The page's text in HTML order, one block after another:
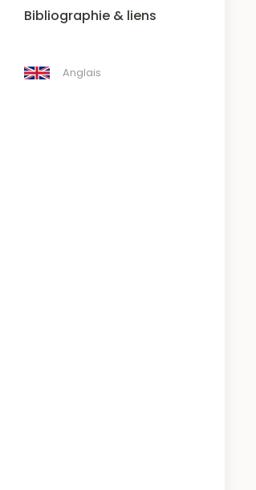
Bibliographie & liens
Anglais